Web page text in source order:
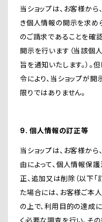
当ショップは、お客様か
き個人情報の開示を求め
のご請求であることを確
開示を行います（当該個
旨を通知いたします。）
令により、当ショップが
限りではありません。
9. 個人情報の訂正等
当ショップは、お客様か
由によって、個人情報保
正、追加又は削除（以下「
た場合には、お客様ご本
の上で、利用目的の達成